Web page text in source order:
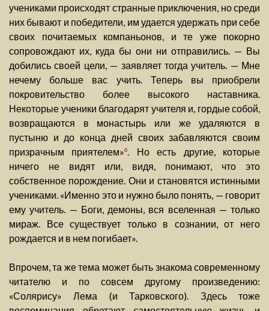
учениками происходят странные приключения, но среди
них бывают и победители, им удается удержать при себе
своих почитаемых компаньонов, и те уже покорно
сопровождают их, куда бы они ни отправились. — Вы
добились своей цели, — заявляет тогда учитель. — Мне
нечему больше вас учить. Теперь вы приобрели
покровительство более высокого наставника.
Некоторые ученики благодарят учителя и, гордые собой,
возвращаются в монастырь или же удаляются в
пустыню и до конца дней своих забавляются своим
призрачным приятелем»6. Но есть другие, которые
ничего не видят или, видя, понимают, что это
собственное порождение. Они и становятся истинными
учениками. «Именно это и нужно было понять, — говорит
ему учитель. — Боги, демоны, вся вселенная — только
мираж. Все существует только в сознании, от него
рождается и в нем погибает».
Впрочем, та же тема может быть знакома современному
читателю и по совсем другому произведению:
«Солярису» Лема (и Тарковского). Здесь тоже